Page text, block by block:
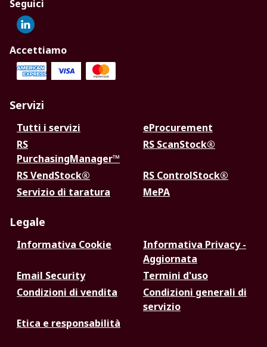
Seguici
Accettiamo
Servizi
Tutti i servizi
eProcurement
RS
PurchasingManager™
RS ScanStock®
RS VendStock®
RS ControlStock®
Servizio di taratura
MePA
Legale
Informativa Cookie
Informativa Privacy -
Aggiornata
Email Security
Termini d'uso
Condizioni di vendita
Condizioni generali di
servizio
Etica e responsabilità